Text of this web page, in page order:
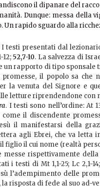
il dipanare del
Dunque: messa della
Un rapido sguardo alla
I testi presentati dal
12; 52,7-10. La salvezza di
un rapporto di tipo sponsale
promesse, il popolo sa che
la venuta del Signore e
letture riprendendone con
. I testi sono nell’ordine: At
come il discendente
il manifestarsi della
agli Ebrei, che va letta
figlio il cui nome (realtà
messe rispettivamente
i testi di Mt 1,1-25; Lc 2,1-
l’adempimento delle
risposta di fede al suo ad-